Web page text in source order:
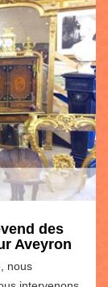
des
Aveyron
nous